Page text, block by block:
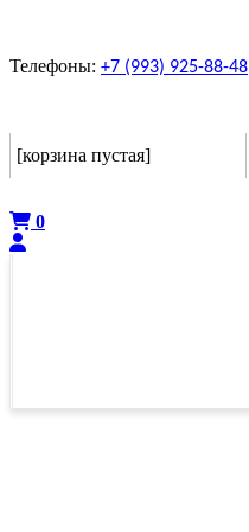
Телефоны: +7 (993) 925-88-48
[корзина пустая]
0